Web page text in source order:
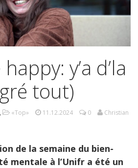
y’a d’la
tout)
, «Top» 11.12.2024 0
Christian
de la semaine du bien-
mentale à l’Unifr a été un